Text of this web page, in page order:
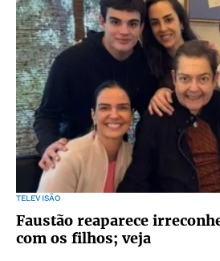
TELEVISÃO
Faustão reaparece
com os filhos; veja